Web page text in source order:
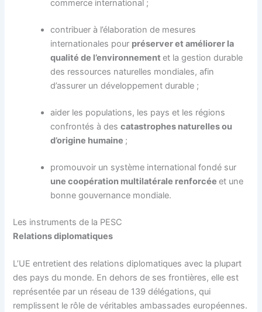
commerce international ;
contribuer à l’élaboration de mesures
internationales pour préserver et améliorer la
qualité de l’environnementet la gestion durable
des ressources naturelles mondiales, afin
d’assurer un développement durable ;
aider les populations, les pays et les régions
confrontés à descatastrophes naturelles ou
d’origine humaine ;
promouvoir un système international fondé sur
une coopération multilatérale renforcéeet une
bonne gouvernance mondiale.
Les instruments de la PESC
Relations diplomatiques
L’UE entretient des relations diplomatiques avec la plupart
des pays du monde. En dehors de ses frontières, elle est
représentée par un réseau de 139 délégations, qui
remplissent le rôle de véritables ambassades européennes.